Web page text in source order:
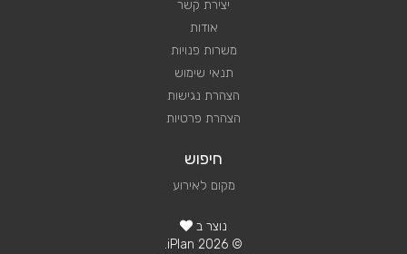
יצירת קשר
אודות
משרות פנויות
תנאי שימוש
הצהרת נגישות
הצהרת פרטיות
חיפוש
מקום לאירוע
נוצר ב
© 2026 iPlan.